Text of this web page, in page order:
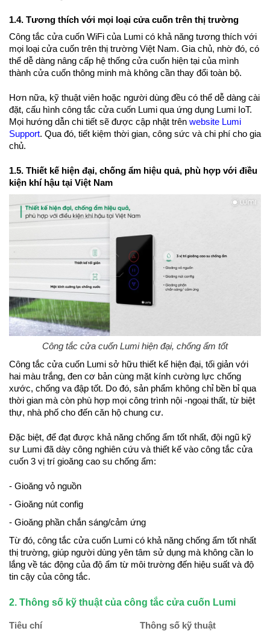
1.4. Tương thích với mọi loại cửa cuốn trên thị trường
Công tắc cửa cuốn WiFi của Lumi có khả năng tương thích với
mọi loại cửa cuốn trên thị trường Việt Nam. Gia chủ, nhờ đó, có
thể dễ dàng nâng cấp hệ thống cửa cuốn hiện tại của mình
thành cửa cuốn thông minh mà không cần thay đổi toàn bộ.
Hơn nữa, kỹ thuật viên hoặc người dùng đều có thể dễ dàng cài
đặt, cấu hình công tắc cửa cuốn Lumi qua ứng dụng Lumi IoT.
Mọi hướng dẫn chi tiết sẽ được cập nhật trên website Lumi
Support. Qua đó, tiết kiệm thời gian, công sức và chi phí cho gia
chủ.
1.5. Thiết kế hiện đại, chống ẩm hiệu quả, phù hợp với điều
kiện khí hậu tại Việt Nam
Công tắc cửa cuốn Lumi hiện đại, chống ẩm tốt
Công tắc cửa cuốn Lumi sở hữu thiết kế hiện đại, tối giản với
hai màu trắng, đen cơ bản cùng mặt kính cường lực chống
xước, chống va đập tốt. Do đó, sản phẩm không chỉ bền bỉ qua
thời gian mà còn phù hợp mọi công trình nội -ngoại thất, từ biệt
thự, nhà phố cho đến căn hộ chung cư.
Đặc biệt, để đạt được khả năng chống ẩm tốt nhất, đội ngũ kỹ
sư Lumi đã dày công nghiên cứu và thiết kế vào công tắc cửa
cuốn 3 vị trí gioăng cao su chống ẩm:
- Gioăng vỏ nguồn
- Gioăng nút config
- Gioăng phần chắn sáng/cảm ứng
Từ đó, công tắc cửa cuốn Lumi có khả năng chống ẩm tốt nhất
thị trường, giúp người dùng yên tâm sử dụng mà không cần lo
lắng về tác động của độ ẩm từ môi trường đến hiệu suất và độ
tin cậy của công tắc.
2. Thông số kỹ thuật của công tắc cửa cuốn Lumi
Tiêu chí Thông số kỹ thuật